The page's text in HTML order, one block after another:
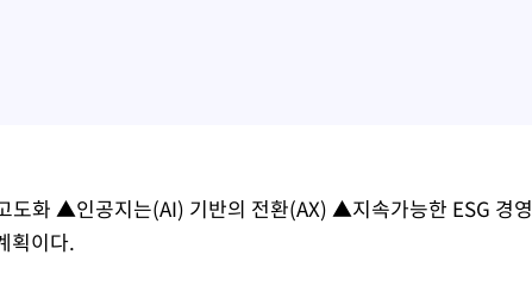
도화 ▲인공지는(AI) 기반의 전환(AX) ▲지속가능한 ESG 경영
획이다.